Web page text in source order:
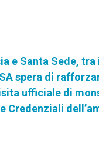
e Santa Sede,
spera di
ufficiale di
Credenziali